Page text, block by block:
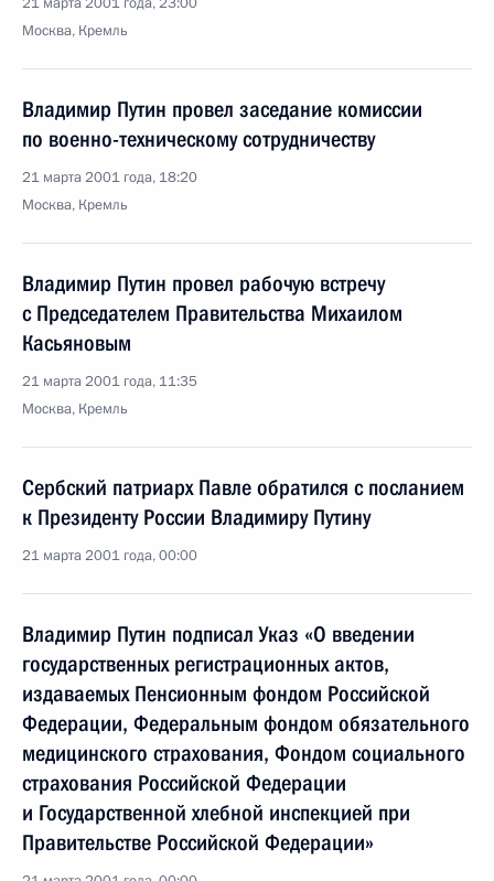
Москва, Кремль
Владимир Путин провел заседание комиссии
по военно-техническому сотрудничеству
21 марта 2001 года, 18:20
Москва, Кремль
Владимир Путин провел рабочую встречу
с Председателем Правительства Михаилом
Касьяновым
21 марта 2001 года, 11:35
Москва, Кремль
Сербский патриарх Павле обратился с посланием
к Президенту России Владимиру Путину
21 марта 2001 года, 00:00
Владимир Путин подписал Указ «О введении
государственных регистрационных актов,
издаваемых Пенсионным фондом Российской
Федерации, Федеральным фондом обязательного
медицинского страхования, Фондом социального
страхования Российской Федерации
и Государственной хлебной инспекцией при
Правительстве Российской Федерации»